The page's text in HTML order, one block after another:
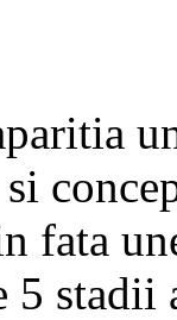
fata
5